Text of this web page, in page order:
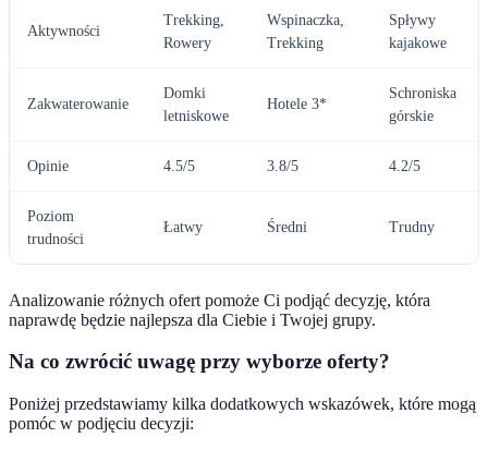
Aktywności
Trekking,
Rowery
Wspinaczka,
Trekking
Spływy
kajakowe
Zakwaterowanie
Domki
letniskowe
Hotele 3*
Schroniska
górskie
Opinie 4.5/5 3.8/5 4.2/5
Poziom
trudności
Łatwy Średni Trudny
Analizowanie różnych ofert pomoże Ci podjąć decyzję, która
naprawdę będzie najlepsza dla Ciebie i Twojej grupy.
Na co zwrócić uwagę przy wyborze oferty?
Poniżej przedstawiamy kilka dodatkowych wskazówek, które mogą
pomóc w podjęciu decyzji: